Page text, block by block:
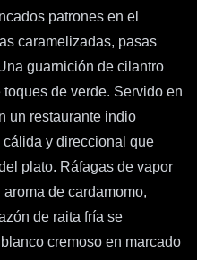
patrones en el
caramelizadas, pasas
guarnición de cilantro
de verde. Servido en
un restaurante indio
cálida y direccional que
plato. Ráfagas de vapor
de cardamomo,
de raita fría se
cremoso en marcado